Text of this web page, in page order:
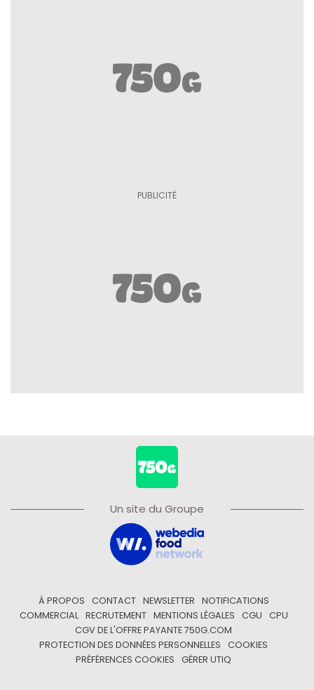
Un site du Groupe
À PROPOS CONTACT NEWSLETTER
NOTIFICATIONS
COMMERCIAL
RECRUTEMENT MENTIONS LÉGALES CGU
CPU
CGV DE L'OFFRE PAYANTE 750G.COM
PROTECTION DES DONNÉES PERSONNELLES
COOKIES
PRÉFÉRENCES COOKIES
GÉRER UTIQ